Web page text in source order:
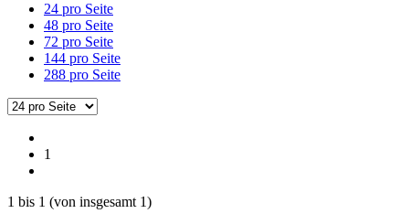
24 pro Seite
48 pro Seite
72 pro Seite
144 pro Seite
288 pro Seite
1
1 bis 1 (von insgesamt 1)